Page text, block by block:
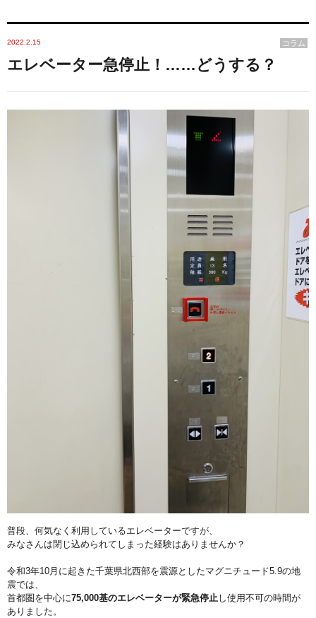
2022.2.15 コラム
エレベーター急停止！……どうする？
普段、何気なく利用しているエレベーターですが、
みなさんは閉じ込められてしまった経験はありませんか？
令和3年10月に起きた千葉県北西部を震源としたマグニチュード5.9の地
震では、
首都圏を中心に75,000基のエレベーターが緊急停止 し使用不可の時間が
ありました。